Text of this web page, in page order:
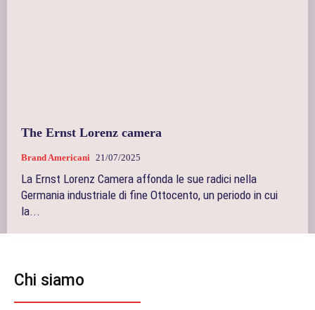
The Ernst Lorenz camera
Brand Americani 21/07/2025
La Ernst Lorenz Camera affonda le sue radici nella
Germania industriale di fine Ottocento, un periodo in cui
la...
Chi siamo